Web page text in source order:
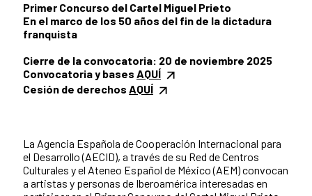
Primer Concurso del Cartel Miguel Prieto
En el marco de los 50 años del fin de la dictadura
franquista
Cierre de la convocatoria: 20 de noviembre 2025
Convocatoria y bases AQUÍ
Cesión de derechos AQUÍ
La Agencia Española de Cooperación Internacional para
el Desarrollo (AECID), a través de su Red de Centros
Culturales y el Ateneo Español de México (AEM) convocan
a artistas y personas de Iberoamérica interesadas en